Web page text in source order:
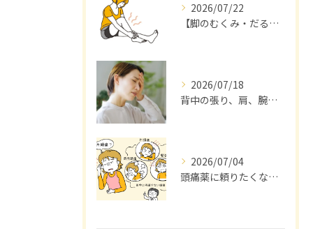
2026/07/22
【脚のむくみ・だるさを感じていませんか？】
2026/07/18
背中の張り、肩、腕が痛くて来店
2026/07/04
頭痛薬に頼りたくないアナタへ。